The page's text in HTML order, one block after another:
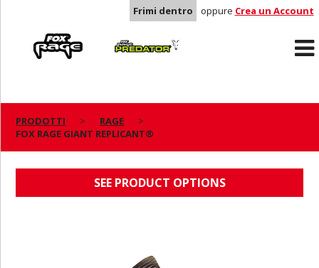
Frimi dentro oppure Crea un Account
Predator
PRODOTTI
RAGE
FOX RAGE GIANT REPLICANT®
SEE PRODUCT OPTIONS